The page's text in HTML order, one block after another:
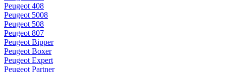
Peugeot 408
Peugeot 5008
Peugeot 508
Peugeot 807
Peugeot Bipper
Peugeot Boxer
Peugeot Expert
Peugeot Partner